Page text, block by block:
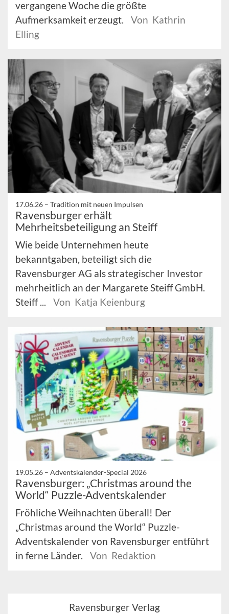
vergangene Woche die größte
Aufmerksamkeit erzeugt.
Von Kathrin
Elling
17.06.26 – Tradition mit neuen Impulsen
Ravensburger erhält
Mehrheitsbeteiligung an Steiff
Wie beide Unternehmen heute
bekanntgaben, beteiligt sich die
Ravensburger AG als strategischer Investor
mehrheitlich an der Margarete Steiff GmbH.
Steiff ...
Von Katja Keienburg
19.05.26 – Adventskalender-Special 2026
Ravensburger: „Christmas around the
World“ Puzzle-Adventskalender
Fröhliche Weihnachten überall! Der
„Christmas around the World“ Puzzle-
Adventskalender von Ravensburger entführt
in ferne Länder.
Von Redaktion
Ravensburger Verlag